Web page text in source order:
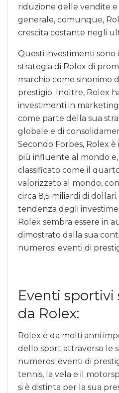
riduzione delle vendite
generale, comunque,
crescita costante negli
Questi investimenti sono
strategia di Rolex di
marchio come sinonimo
prestigio. Inoltre, Rolex
investimenti in
come parte della sua
globale e di
Secondo Forbes, Rolex
più influente al mondo e,
classificato come il
valorizzato al mondo,
circa 8,5 miliardi di
tendenza degli
Rolex sembra essere in
dimostrato dalla sua
numerosi eventi di
Eventi sportivi
da Rolex:
Rolex è da molti anni
dello sport attraverso le
numerosi eventi di
tennis, la vela e il
si è distinta per la sua